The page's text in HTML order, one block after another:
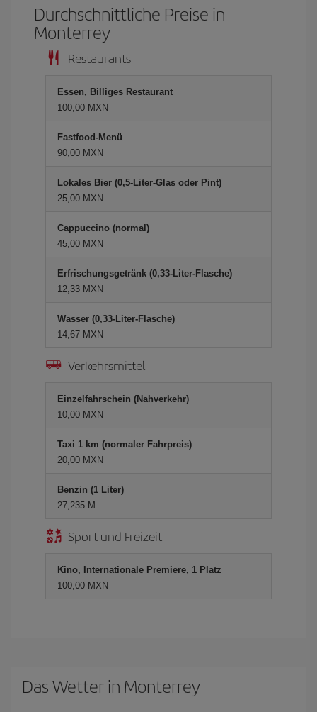
Durchschnittliche Preise in
Monterrey
Restaurants
Essen, Billiges Restaurant
100,00 MXN
Fastfood-Menü
90,00 MXN
Lokales Bier (0,5-Liter-Glas oder Pint)
25,00 MXN
Cappuccino (normal)
45,00 MXN
Erfrischungsgetränk (0,33-Liter-Flasche)
12,33 MXN
Wasser (0,33-Liter-Flasche)
14,67 MXN
Verkehrsmittel
Einzelfahrschein (Nahverkehr)
10,00 MXN
Taxi 1 km (normaler Fahrpreis)
20,00 MXN
Benzin (1 Liter)
27,235 M
Sport und Freizeit
Kino, Internationale Premiere, 1 Platz
100,00 MXN
Das Wetter in Monterrey